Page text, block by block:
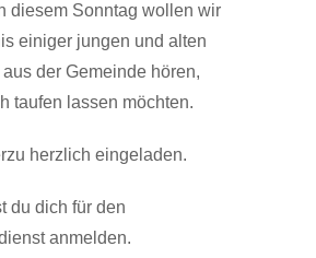
diesem Sonntag wollen wir
einiger jungen und alten
der Gemeinde hören,
taufen lassen möchten.
herzlich eingeladen.
du dich für den
anmelden.